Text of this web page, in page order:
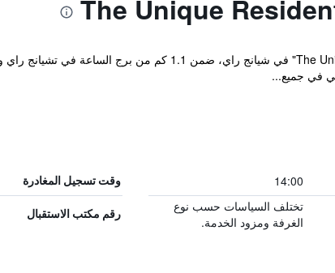
في جميع...
14:00 وقت تسجيل المغادرة
تختلف السياسات حسب نوع
الغرفة ومزود الخدمة.
رقم مكتب الاستقبال